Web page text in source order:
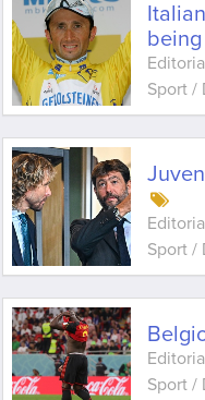
Sport /
Sport /
Sport /